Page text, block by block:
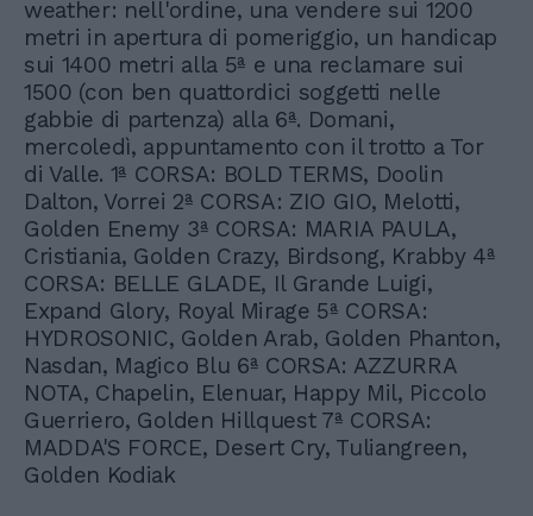
weather: nell'ordine, una vendere sui 1200
metri in apertura di pomeriggio, un handicap
sui 1400 metri alla 5ª e una reclamare sui
1500 (con ben quattordici soggetti nelle
gabbie di partenza) alla 6ª. Domani,
mercoledì, appuntamento con il trotto a Tor
di Valle. 1ª CORSA: BOLD TERMS, Doolin
Dalton, Vorrei 2ª CORSA: ZIO GIO, Melotti,
Golden Enemy 3ª CORSA: MARIA PAULA,
Cristiania, Golden Crazy, Birdsong, Krabby 4ª
CORSA: BELLE GLADE, Il Grande Luigi,
Expand Glory, Royal Mirage 5ª CORSA:
HYDROSONIC, Golden Arab, Golden Phanton,
Nasdan, Magico Blu 6ª CORSA: AZZURRA
NOTA, Chapelin, Elenuar, Happy Mil, Piccolo
Guerriero, Golden Hillquest 7ª CORSA:
MADDA'S FORCE, Desert Cry, Tuliangreen,
Golden Kodiak